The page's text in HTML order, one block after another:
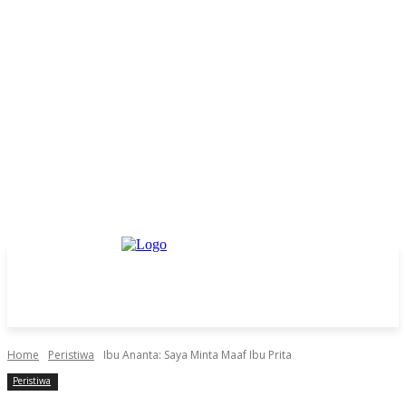
Home Peristiwa Ibu Ananta: Saya Minta Maaf Ibu Prita
Peristiwa